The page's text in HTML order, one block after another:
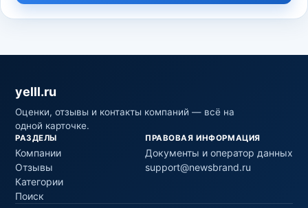
yelll.ru
Оценки, отзывы и контакты компаний — всё на
одной карточке.
РАЗДЕЛЫ
Компании
Отзывы
Категории
Поиск
ПРАВОВАЯ ИНФОРМАЦИЯ
Документы и оператор данных
support@newsbrand.ru